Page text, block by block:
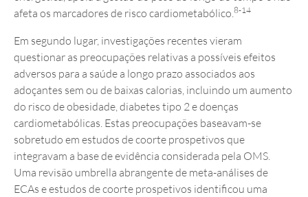
afeta os marcadores de risco cardiometabólico. 8-14
Em segundo lugar, investigações recentes vieram
questionar as preocupações relativas a possíveis efeitos
adversos para a saúde a longo prazo associados aos
adoçantes sem ou de baixas calorias, incluindo um aumento
do risco de obesidade, diabetes tipo 2 e doenças
cardiometabólicas. Estas preocupações baseavam-se
sobretudo em estudos de coorte prospetivos que
integravam a base de evidência considerada pela OMS.
Uma revisão umbrella abrangente de meta-análises de
ECAs e estudos de coorte prospetivos identificou uma